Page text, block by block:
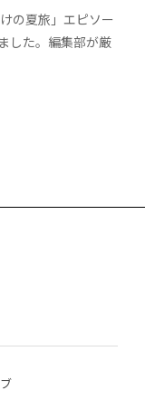
の夏旅」エピソー
した。編集部が厳